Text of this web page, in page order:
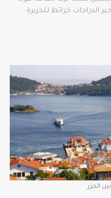
الدراجات خرائط للجزيرة
الجزر